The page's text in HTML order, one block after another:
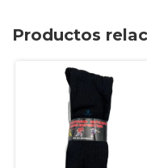
Productos